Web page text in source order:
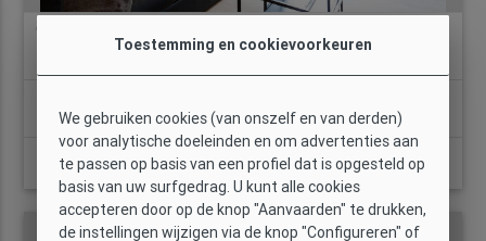
GI2140 - AB Apartment Paseo del Born II-II
2
2
1 49 m2
Ja
Prijs:
1.407.000QAR
BEKIJK DETAILS
Toestemming en cookievoorkeuren
We gebruiken cookies (van onszelf en van derden)
voor analytische doeleinden en om advertenties aan
te passen op basis van een profiel dat is opgesteld op
basis van uw surfgedrag. U kunt alle cookies
accepteren door op de knop "Aanvaarden" te drukken,
de instellingen wijzigen via de knop "Configureren" of